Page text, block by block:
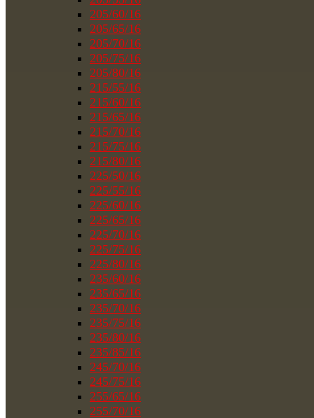
205/60/16
205/65/16
205/70/16
205/75/16
205/80/16
215/55/16
215/60/16
215/65/16
215/70/16
215/75/16
215/80/16
225/50/16
225/55/16
225/60/16
225/65/16
225/70/16
225/75/16
225/80/16
235/60/16
235/65/16
235/70/16
235/75/16
235/80/16
235/85/16
245/70/16
245/75/16
255/65/16
255/70/16